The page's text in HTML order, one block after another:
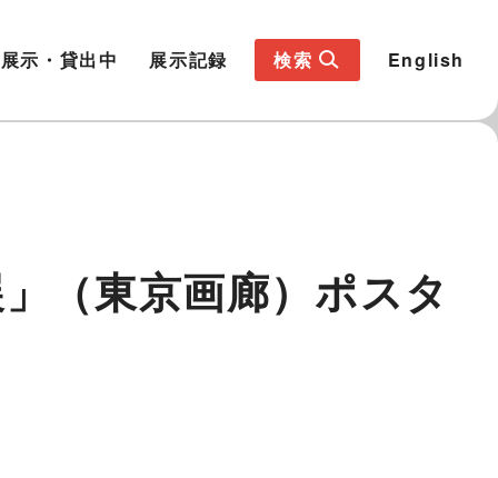
展示・貸出中 展示記録 検索 English
（東京画廊）ポスタ